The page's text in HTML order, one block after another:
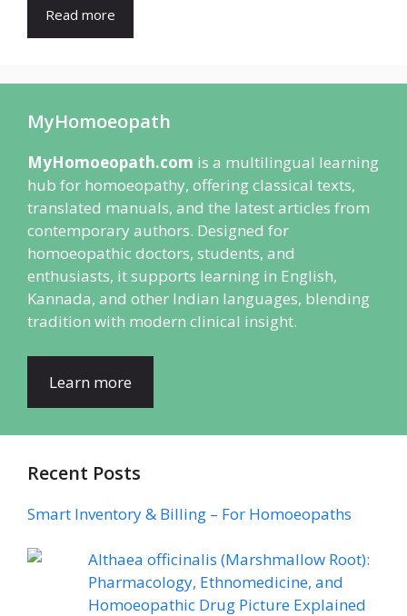
Read more
MyHomoeopath
MyHomoeopath.com is a multilingual learning
hub for homoeopathy, offering classical texts,
translated manuals, and the latest articles from
contemporary authors. Designed for
homoeopathic doctors, students, and
enthusiasts, it supports learning in English,
Kannada, and other Indian languages, blending
tradition with modern clinical insight.
Learn more
Recent Posts
Smart Inventory & Billing – For Homoeopaths
Althaea officinalis (Marshmallow Root):
Pharmacology, Ethnomedicine, and
Homoeopathic Drug Picture Explained